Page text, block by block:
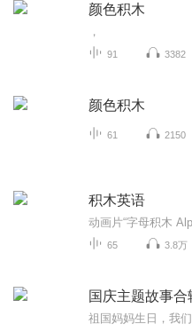
颜色积木
，
91 3382
颜色积木
61 2150
积木英语
65 3.8万
国庆主题故事合